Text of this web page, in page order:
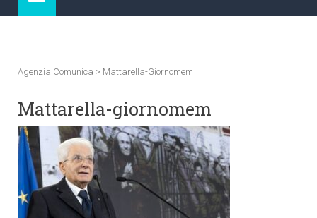
Agenzia Comunica > Mattarella-Giornomem
Mattarella-giornomem